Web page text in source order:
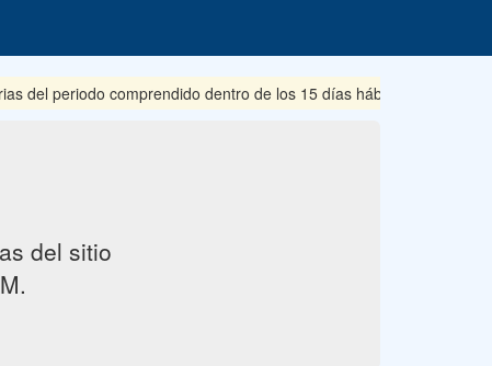
del periodo comprendido dentro de los 15 días hábiles posteriores
del sitio